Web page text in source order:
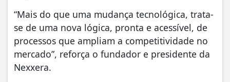
“Mais do que uma mudança tecnológica, trata-
se de uma nova lógica, pronta e acessível, de
processos que ampliam a competitividade no
mercado”, reforça o fundador e presidente da
Nexxera.